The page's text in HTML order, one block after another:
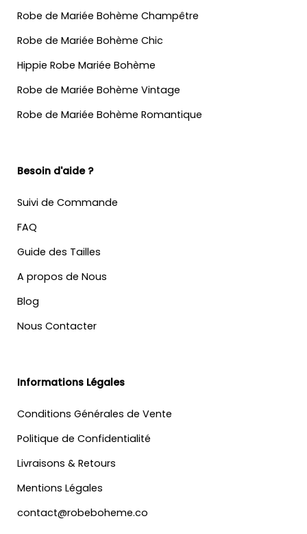
Robe de Mariée Bohème Champêtre
Robe de Mariée Bohème Chic
Hippie Robe Mariée Bohème
Robe de Mariée Bohème Vintage
Robe de Mariée Bohème Romantique
Besoin d'aide ?
Suivi de Commande
FAQ
Guide des Tailles
A propos de Nous
Blog
Nous Contacter
Informations Légales
Conditions Générales de Vente
Politique de Confidentialité
Livraisons & Retours
Mentions Légales
contact@robeboheme.co